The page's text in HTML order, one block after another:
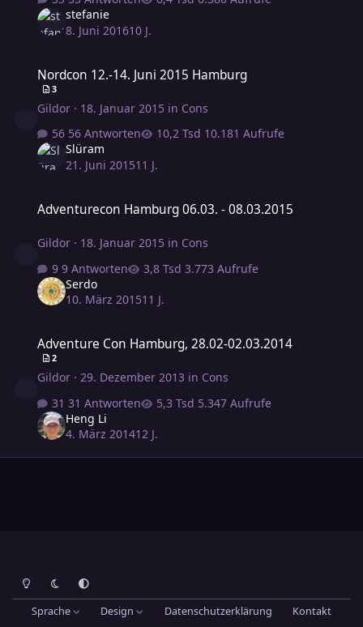
stefanie
8. Juni 201610 J.
Nordcon 12.-14. Juni 2015 Hamburg
3
Gildor · 18. Januar 2015 in Cons
56 Antworten
10.181 Aufrufe
Slüram
21. Juni 201511 J.
Adventurecon Hamburg 06.03. - 08.03.2015
Gildor · 18. Januar 2015 in Cons
9 Antworten
3.773 Aufrufe
Serdo
10. März 201511 J.
Adventure Con Hamburg, 28.02-02.03.2014
2
Gildor ·29. Dezember 2013 in Cons
31 Antworten
5.347 Aufrufe
Heng Li
4. März 201412 J.
Heller ModusDunkler ModusSystemeinstellung
Sprache Design Datenschutzerklärung Kontakt